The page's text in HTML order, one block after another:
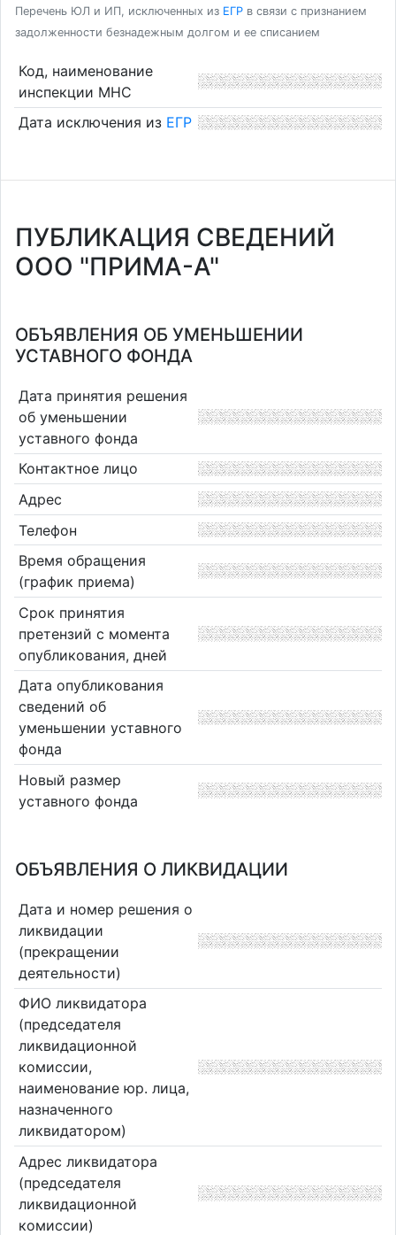
Перечень ЮЛ и ИП, исключенных из ЕГР в связи с признанием
задолженности безнадежным долгом и ее списанием
Код, наименование
инспекции МНС
Дата исключения из ЕГР
ПУБЛИКАЦИЯ СВЕДЕНИЙ
ООО "ПРИМА-А"
ОБЪЯВЛЕНИЯ ОБ УМЕНЬШЕНИИ
УСТАВНОГО ФОНДА
Дата принятия решения
об уменьшении
уставного фонда
Контактное лицо
Адрес
Телефон
Время обращения
(график приема)
Срок принятия
претензий с момента
опубликования, дней
Дата опубликования
сведений об
уменьшении уставного
фонда
Новый размер
уставного фонда
ОБЪЯВЛЕНИЯ О ЛИКВИДАЦИИ
Дата и номер решения о
ликвидации
(прекращении
деятельности)
ФИО ликвидатора
(председателя
ликвидационной
комиссии,
наименование юр. лица,
назначенного
ликвидатором)
Адрес ликвидатора
(председателя
ликвидационной
комиссии)